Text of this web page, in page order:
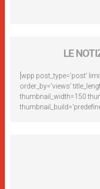
LE
[wpp post_type='post'
order_by='views'
thumbnail_width=150